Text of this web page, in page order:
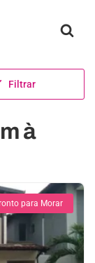
Filtrar
à
para Morar